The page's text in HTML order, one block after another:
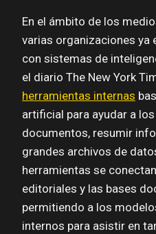
En el ámbito de los
varias organizaciones ya
con sistemas de
el diario The New York
herramientas internas
artificial para ayudar a
documentos, resumir
grandes archivos de
herramientas se
editoriales y las bases
permitiendo a los
internos para asistir en